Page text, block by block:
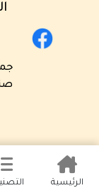
الرئيسية